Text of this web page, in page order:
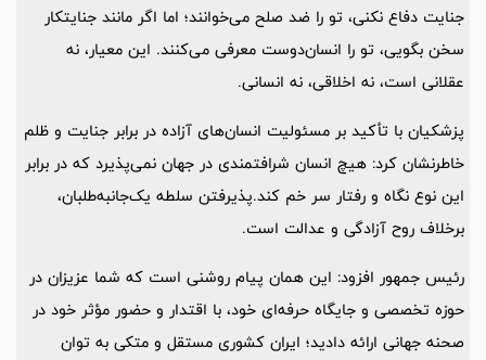
جنایت دفاع نکنی، تو را ضد صلح می‌خوانند؛ اما اگر مانند جنایتکار
سخن بگویی، تو را انسان‌دوست معرفی می‌کنند. این معیار، نه
عقلانی است، نه اخلاقی، نه انسانی.
پزشکیان با تأکید بر مسئولیت انسان‌های آزاده در برابر جنایت و ظلم
خاطرنشان کرد: هیچ انسان شرافتمندی در جهان نمی‌پذیرد که در برابر
این نوع نگاه و رفتار سر خم کند.‌پذیرفتن سلطه یک‌جانبه‌طلبان،
برخلاف روح آزادگی و عدالت است.
رئیس جمهور افزود: این همان پیام روشنی است که شما عزیزان در
حوزه تخصصی و جایگاه حرفه‌ای خود، با اقتدار و حضور مؤثر خود در
صحنه جهانی ارائه دادید؛ ایران کشوری مستقل و متکی به توان